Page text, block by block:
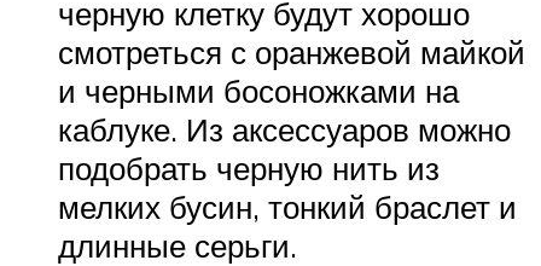
черную клетку будут хорошо
смотреться с оранжевой майкой
и черными босоножками на
каблуке. Из аксессуаров можно
подобрать черную нить из
мелких бусин, тонкий браслет и
длинные серьги.